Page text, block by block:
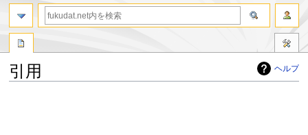
ヘルプ
引用